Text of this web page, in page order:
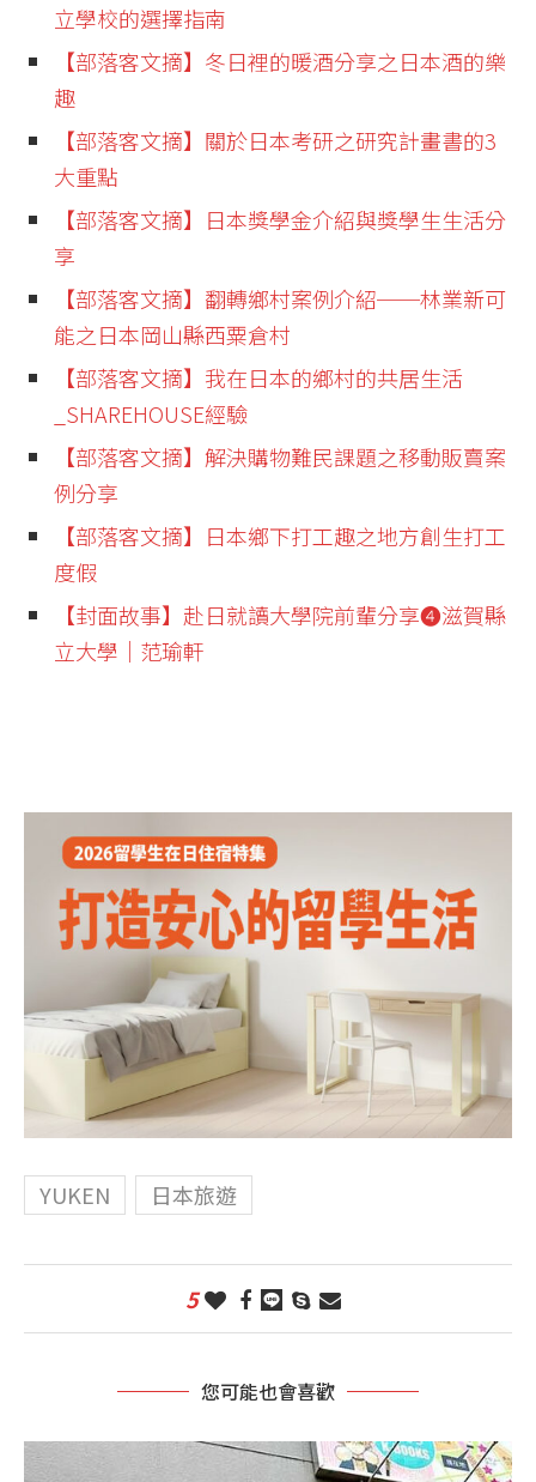
立學校的選擇指南
【部落客文摘】冬日裡的暖酒分享之日本酒的樂
趣
【部落客文摘】關於日本考研之研究計畫書的3
大重點
【部落客文摘】日本獎學金介紹與獎學生生活分
享
【部落客文摘】翻轉鄉村案例介紹──林業新可
能之日本岡山縣西粟倉村
【部落客文摘】我在日本的鄉村的共居生活
_SHAREHOUSE經驗
【部落客文摘】解決購物難民課題之移動販賣案
例分享
【部落客文摘】日本鄉下打工趣之地方創生打工
度假
【封面故事】赴日就讀大學院前輩分享❹滋賀縣
立大學│范瑜軒
YUKEN 日本旅遊
5
您可能也會喜歡